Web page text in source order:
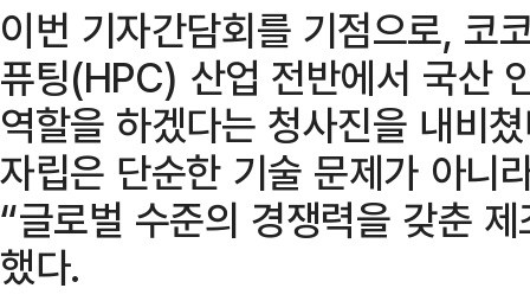
이번 기자간담회를 기점으로, 코
퓨팅(HPC) 산업 전반에서 국산
역할을 하겠다는 청사진을 내비
자립은 단순한 기술 문제가 아니
“글로벌 수준의 경쟁력을 갖춘
했다.